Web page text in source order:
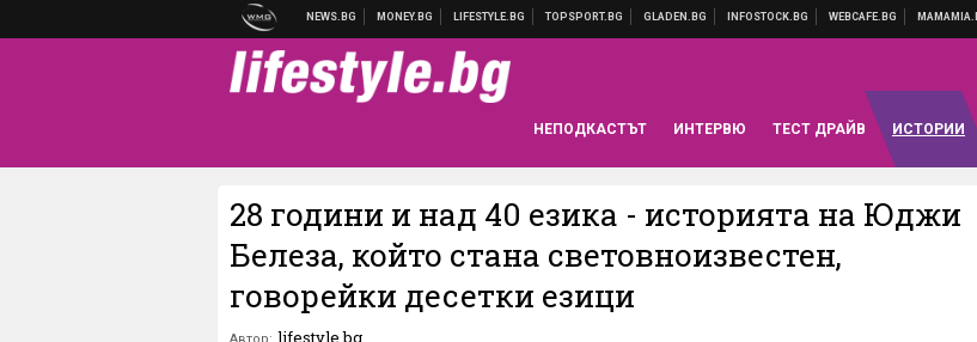
НЕПОДКАСТЪТ ИНТЕРВЮ ТЕСТ ДРАЙВ ИСТОРИИ
28 години и над 40 езика - историята на Юджи
Белеза, който стана световноизвестен,
говорейки десетки езици
lifestyle.bg